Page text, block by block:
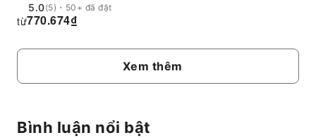
5.0(5)・50+ đã đặt
₫
770.674
từ
Xem thêm
Bình luận nổi bật